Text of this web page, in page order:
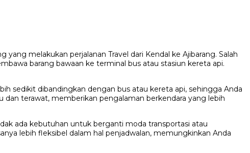
melakukan perjalanan Travel dari Kendal ke Ajibarang. Salah
barang bawaan ke terminal bus atau stasiun kereta api.
sedikit dibandingkan dengan bus atau kereta api, sehingga Anda
terawat, memberikan pengalaman berkendara yang lebih
ada kebutuhan untuk berganti moda transportasi atau
lebih fleksibel dalam hal penjadwalan, memungkinkan Anda